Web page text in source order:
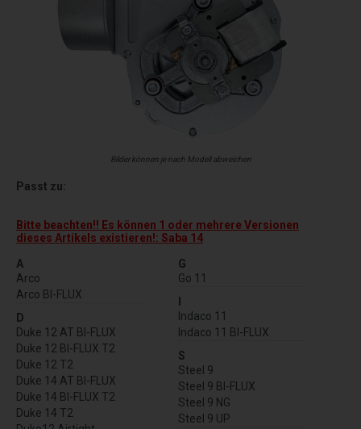
Bilder können je nach Modell abweichen
Passt zu:
Bitte beachten!! Es können 1 oder mehrere Versionen
dieses Artikels existieren!: Saba 14
A
Arco
Arco BI-FLUX
D
Duke 12 AT BI-FLUX
Duke 12 BI-FLUX T2
Duke 12 T2
Duke 14 AT BI-FLUX
Duke 14 BI-FLUX T2
Duke 14 T2
G
Go 11
I
Indaco 11
Indaco 11 BI-FLUX
S
Steel 9
Steel 9 BI-FLUX
Steel 9 NG
Steel 9 UP